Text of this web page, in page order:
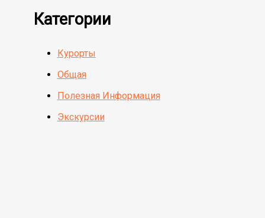
Категории
Курорты
Общая
Полезная Информация
Экскурсии